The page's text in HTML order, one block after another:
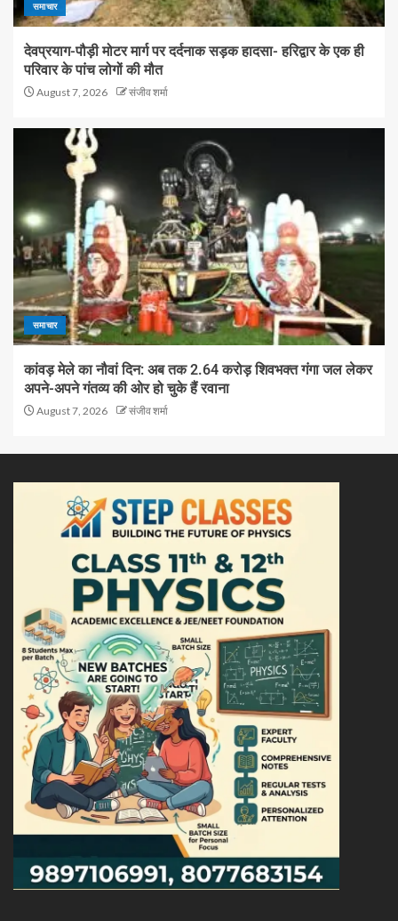
समाचार
देवप्रयाग-पौड़ी मोटर मार्ग पर दर्दनाक सड़क हादसा- हरिद्वार के एक ही
परिवार के पांच लोगों की मौत
August 7, 2026 संजीव शर्मा
समाचार
कांवड़ मेले का नौवां दिन: अब तक 2.64 करोड़ शिवभक्त गंगा जल लेकर
अपने-अपने गंतव्य की ओर हो चुके हैं रवाना
August 7, 2026 संजीव शर्मा